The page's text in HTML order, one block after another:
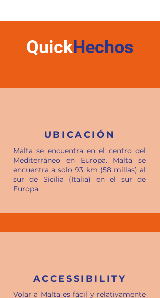
QuickHechos
UBICACIÓN
Malta se encuentra en el centro del
Mediterráneo en Europa. Malta se
encuentra a solo 93 km (58 millas) al
sur de Sicilia (Italia) en el sur de
Europa.
ACCESSIBILITY
Volar a Malta es fácil y relativamente